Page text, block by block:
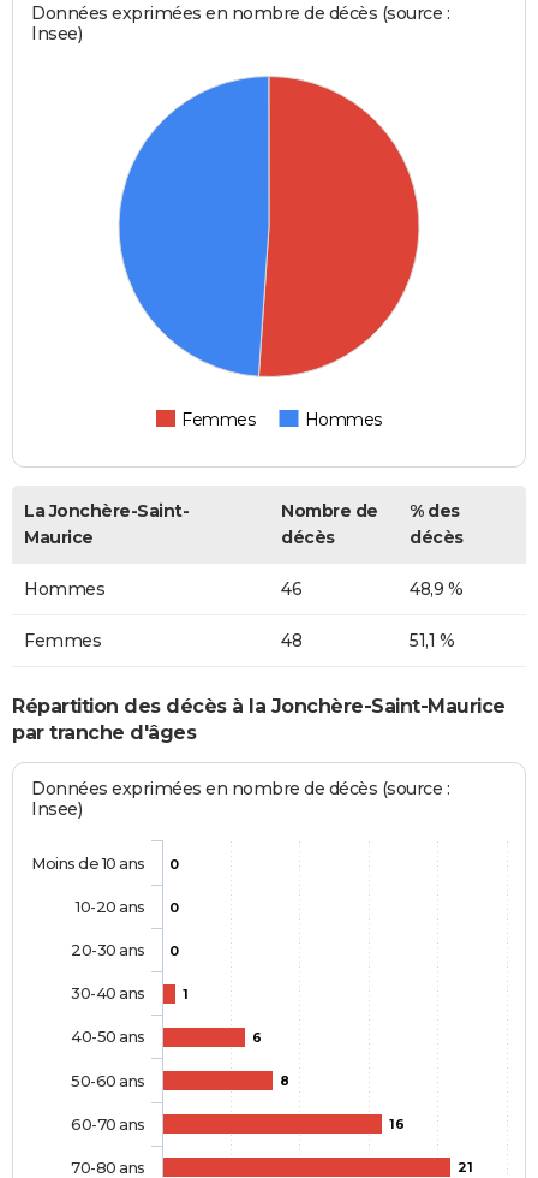
Données exprimées en nombre de décès (source :
Insee)
Femmes Hommes
La Jonchère-Saint-
Maurice
Nombre de
décès
% des
décès
Hommes 46 48,9 %
Femmes 48 51,1 %
Répartition des décès à la Jonchère-Saint-Maurice
par tranche d'âges
Données exprimées en nombre de décès (source :
Insee)
0
0
0
1
6
8
16
21
Moins de 10 ans
10-20 ans
20-30 ans
30-40 ans
40-50 ans
50-60 ans
60-70 ans
70-80 ans